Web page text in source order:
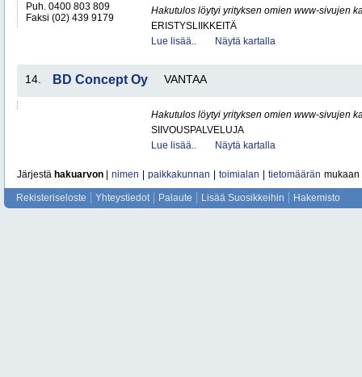
Puh. 0400 803 809
Faksi (02) 439 9179
Hakutulos löytyi yrityksen omien www-sivujen
ERISTYSLIIKKEITÄ
Lue lisää..
Näytä kartalla
14. BD Concept Oy VANTAA
Hakutulos löytyi yrityksen omien www-sivujen
SIIVOUSPALVELUJA
Lue lisää..
Näytä kartalla
Järjestä hakuarvon nimen paikkakunnan toimialan tietomäärän mukaan
Rekisteriseloste Yhteystiedot Palaute Lisää Suosikkeihin Hakemisto